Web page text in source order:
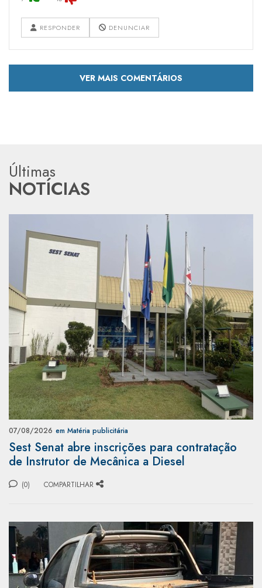
RESPONDER DENUNCIAR
VER MAIS COMENTÁRIOS
Últimas
NOTÍCIAS
07/08/2026 em Matéria publicitária
Sest Senat abre inscrições para contratação
de Instrutor de Mecânica a Diesel
(0) COMPARTILHAR